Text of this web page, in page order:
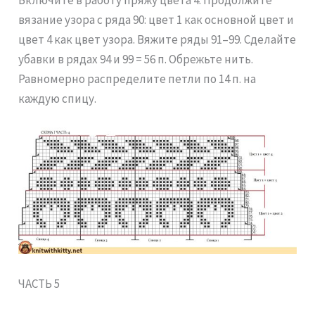
вязание узора с ряда 90: цвет 1 как основной цвет и
цвет 4 как цвет узора. Вяжите ряды 91–99. Сделайте
убавки в рядах 94 и 99 = 56 п. Обрежьте нить.
Равномерно распределите петли по 14 п. на
каждую спицу.
ЧАСТЬ 5